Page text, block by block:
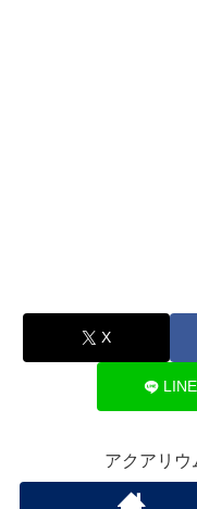
X
LINE
アクアリウ